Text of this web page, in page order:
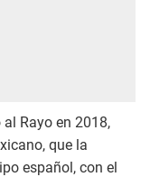
Rayo en 2018,
que la
español, con el